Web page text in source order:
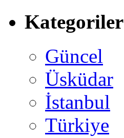
Kategoriler
Güncel
Üsküdar
İstanbul
Türkiye